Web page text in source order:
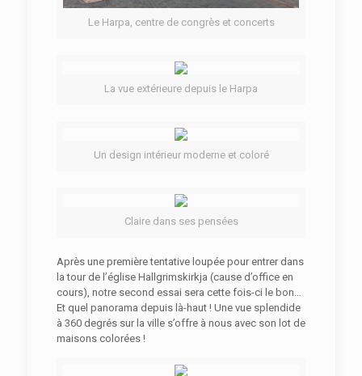
Le Harpa, centre de congrès et concerts
La vue extérieure depuis le Harpa
Un design intérieur moderne et coloré
Claire dans ses pensées
Après une première tentative loupée pour entrer dans
la tour de l’église Hallgrimskirkja (cause d’office en
cours), notre second essai sera cette fois-ci le bon…
Et quel panorama depuis là-haut ! Une vue splendide
à 360 degrés sur la ville s’offre à nous avec son lot de
maisons colorées !